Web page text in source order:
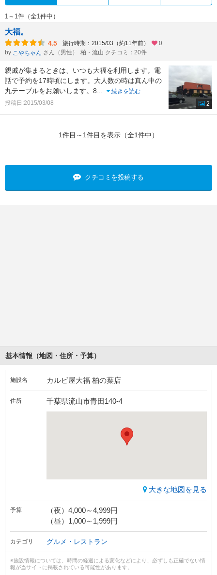
1～1件（全1件中）
大福。
4.5 旅行時期：2015/03（約11年前）
0
by こやちゃん さん（男性） 柏・流山 クチコミ：20件
親戚が集まるときは、いつも大福を利用します。電
話で予約を17時頃にします。大人数の時は真ん中の
丸テーブルをお願いします。8...
続きを読む
投稿日:2015/03/08
2
1件目～1件目を表示（全1件中）
クチコミを投稿する
基本情報（地図・住所・予算）
施設名 カルビ屋大福 柏の葉店
住所 千葉県流山市青田140-4
大きな地図を見る
予算
（夜）4,000～4,999円
（昼）1,000～1,999円
カテゴリ グルメ・レストラン
※施設情報については、時間の経過による変化などにより、必ずしも正確でない情
報が当サイトに掲載されている可能性があります。